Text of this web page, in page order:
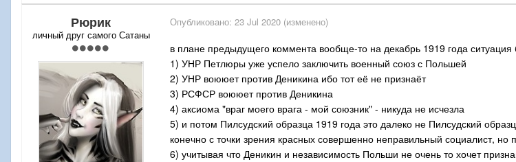
Рюрик
личный друг самого Сатаны
Опубликовано: 23 Jul 2020 (изменено)
в плане предыдущего коммента вообще-то на декабрь 1919 года
1) УНР Петлюры уже успело заключить военный союз с Польшей
2) УНР воююет против Деникина ибо тот её не признаёт
3) РСФСР воююет против Деникина
4) аксиома "враг моего врага - мой союзник" - никуда не исчезла
5) и потом Пилсудский образца 1919 года это далеко не Пилсудский
конечно с точки зрения красных совершенно неправильный социалист,
6) учитывая что Деникин и независимость Польши не очень то хочет